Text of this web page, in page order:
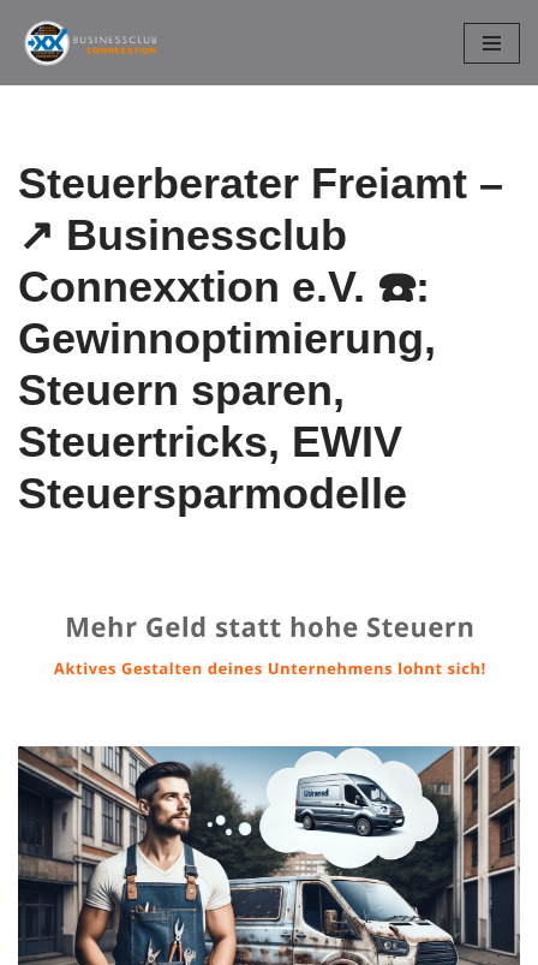
Zum
Steuerberater Freiamt –
↗️ Businessclub
Connexxtion e.V. ☎️:
Gewinnoptimierung,
Steuern sparen,
Steuertricks, EWIV
Steuersparmodelle